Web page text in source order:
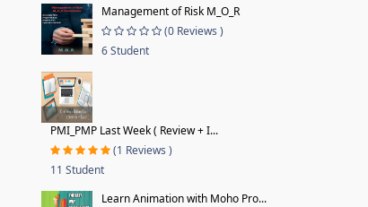
Management of Risk M_O_R
(0 Reviews )
6 Student
PMI_PMP Last Week ( Review + I...
(1 Reviews )
11 Student
Learn Animation with Moho Pro...